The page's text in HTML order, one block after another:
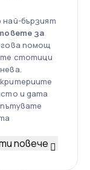
бързият
за
помощ
стотици
и дата
повече